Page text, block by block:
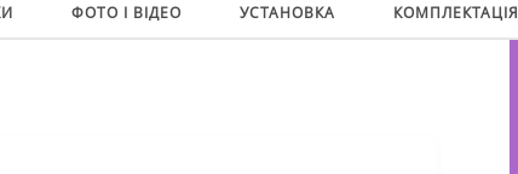
ФОТО І ВІДЕО УСТАНОВКА КОМПЛЕКТАЦІЯ